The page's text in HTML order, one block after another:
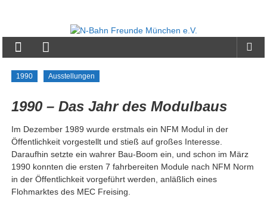
Bahn
Freunde
e.V.
1990 Ausstellungen
1990 – Das Jahr des Modulbaus
Im Dezember 1989 wurde erstmals ein NFM Modul in der
Öffentlichkeit vorgestellt und stieß auf großes Interesse.
Daraufhin setzte ein wahrer Bau-Boom ein, und schon im März
1990 konnten die ersten 7 fahrbereiten Module nach NFM Norm
in der Öffentlichkeit vorgeführt werden, anläßlich eines
Flohmarktes des MEC Freising.